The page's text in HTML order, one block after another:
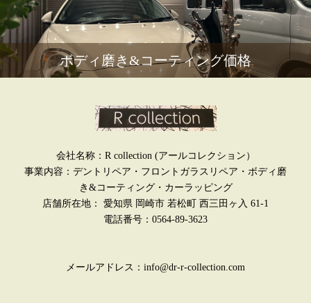
ボディ磨き&コーティング価格
会社名称：R collection (アールコレクション）
事業内容：デントリペア・フロントガラスリペア・ボディ磨
き&コーティング・カーラッピング
店舗所在地： 愛知県 岡崎市 若松町 西三田ヶ入 61-1
電話番号：0564-89-3623
メールアドレス：info@dr-r-collection.com